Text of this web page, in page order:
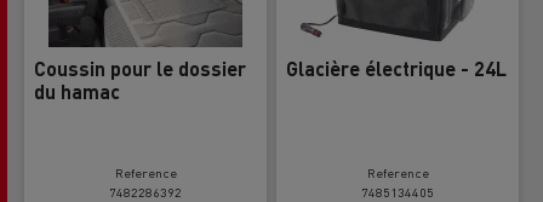
Coussin pour le dossier
du hamac
Reference
7482286392
Glacière électrique - 24L
Reference
7485134405